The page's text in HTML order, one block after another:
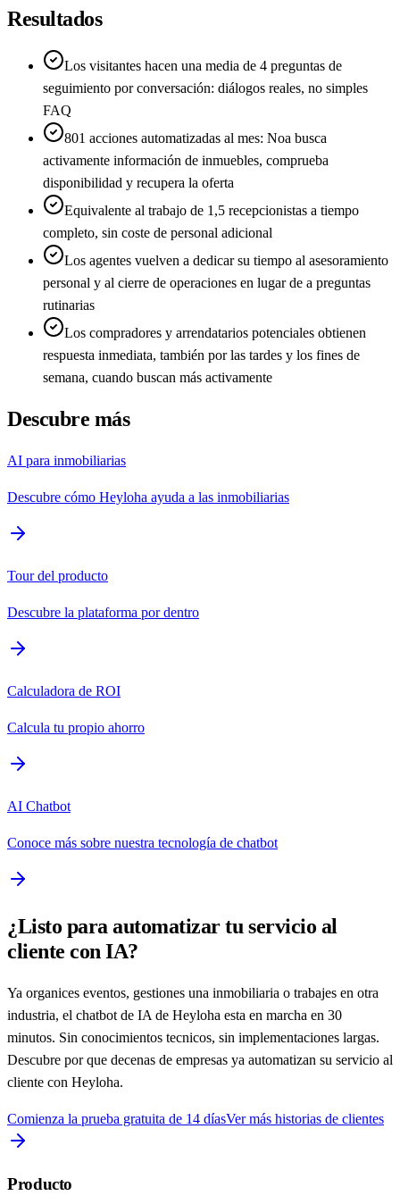
Resultados
Los visitantes hacen una media de 4 preguntas de
seguimiento por conversación: diálogos reales, no simples
FAQ
801 acciones automatizadas al mes: Noa busca
activamente información de inmuebles, comprueba
disponibilidad y recupera la oferta
Equivalente al trabajo de 1,5 recepcionistas a tiempo
completo, sin coste de personal adicional
Los agentes vuelven a dedicar su tiempo al asesoramiento
personal y al cierre de operaciones en lugar de a preguntas
rutinarias
Los compradores y arrendatarios potenciales obtienen
respuesta inmediata, también por las tardes y los fines de
semana, cuando buscan más activamente
Descubre más
AI para inmobiliarias
Descubre cómo Heyloha ayuda a las inmobiliarias
Tour del producto
Descubre la plataforma por dentro
Calculadora de ROI
Calcula tu propio ahorro
AI Chatbot
Conoce más sobre nuestra tecnología de chatbot
¿Listo para automatizar tu servicio al
cliente con IA?
Ya organices eventos, gestiones una inmobiliaria o trabajes en otra
industria, el chatbot de IA de Heyloha esta en marcha en 30
minutos. Sin conocimientos tecnicos, sin implementaciones largas.
Descubre por que decenas de empresas ya automatizan su servicio al
cliente con Heyloha.
Comienza la prueba gratuita de 14 díasVer más historias de clientes
Producto